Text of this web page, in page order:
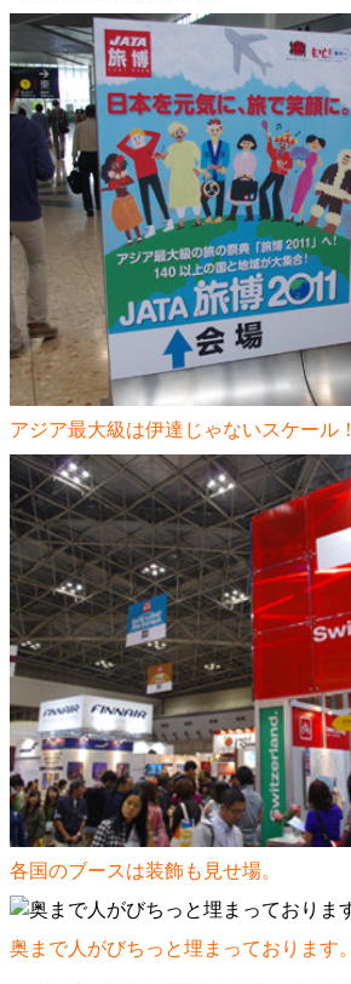
アジア最大級は伊達じゃないスケール！
各国のブースは装飾も見せ場。
奥まで人がびちっと埋まっております。